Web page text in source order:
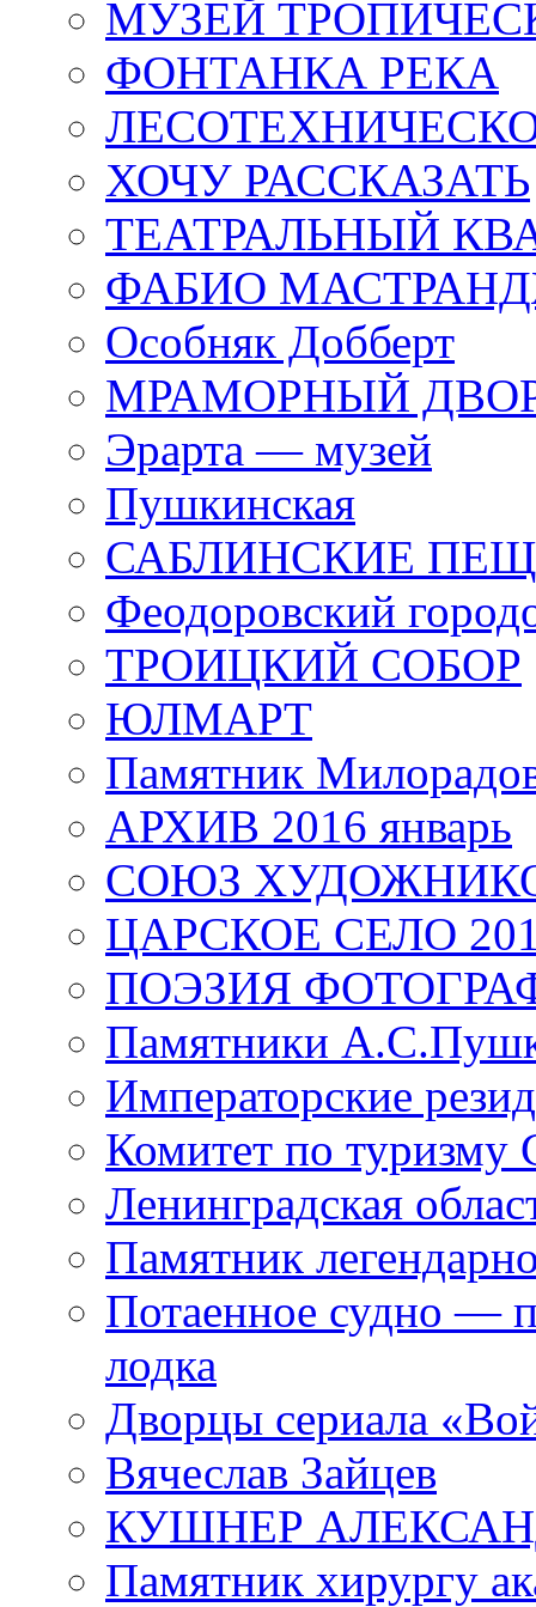
МУЗЕЙ
ФОНТАНКА РЕКА
ХОЧУ РАССКАЗАТЬ
ТЕАТРАЛЬНЫЙ
ФАБИО
Особняк Добберт
МРАМОРНЫЙ
Эрарта — музей
Пушкинская
САБЛИНСКИЕ
Феодоровский
ТРОИЦКИЙ СОБОР
ЮЛМАРТ
Памятник
АРХИВ 2016 январь
СОЮЗ
ЦАРСКОЕ СЕЛО
ПОЭЗИЯ
Памятники
Императорские
Комитет по туризму
Ленинградская
Памятник
Потаенное судно —
лодка
Дворцы сериала
Вячеслав Зайцев
КУШНЕР
Памятник хирургу